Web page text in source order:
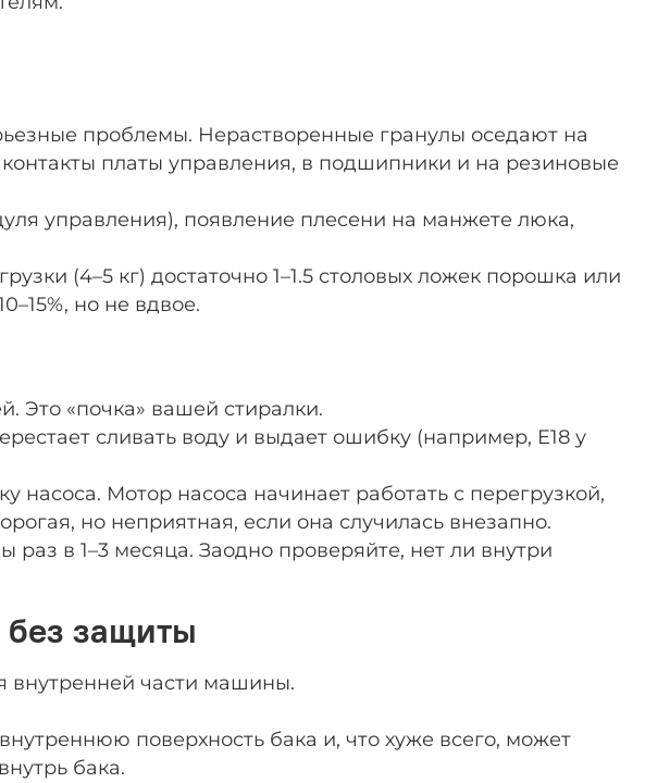
проблемы. Нерастворенные гранулы оседают на
платы управления, в подшипники и на резиновые
управления), появление плесени на манжете люка,
(4–5 кг) достаточно 1–1.5 столовых ложек порошка или
но не вдвое.
Это «почка» вашей стиралки.
сливать воду и выдает ошибку (например, E18 у
насоса. Мотор насоса начинает работать с перегрузкой,
но неприятная, если она случилась внезапно.
в 1–3 месяца. Заодно проверяйте, нет ли внутри
защиты
внутренней части машины.
поверхность бака и, что хуже всего, может
бака.